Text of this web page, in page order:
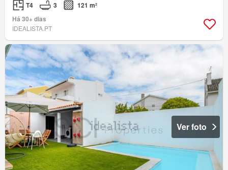
T4 3
121 m²
Há 30+ dias
IDEALISTA.PT
Ver foto